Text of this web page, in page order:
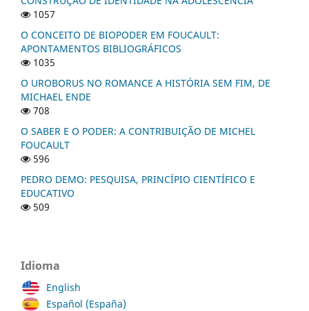
1057
O CONCEITO DE BIOPODER EM FOUCAULT:
APONTAMENTOS BIBLIOGRÁFICOS
1035
O UROBORUS NO ROMANCE A HISTÓRIA SEM FIM, DE
MICHAEL ENDE
708
O SABER E O PODER: A CONTRIBUIÇÃO DE MICHEL
FOUCAULT
596
PEDRO DEMO: PESQUISA, PRINCÍPIO CIENTÍFICO E
EDUCATIVO
509
Idioma
English
Español (España)